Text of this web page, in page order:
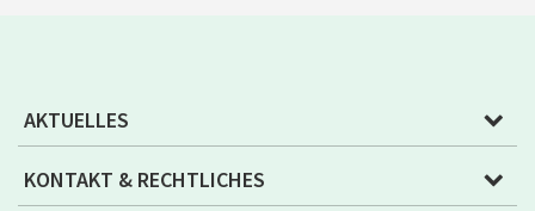
AKTUELLES
KONTAKT & RECHTLICHES